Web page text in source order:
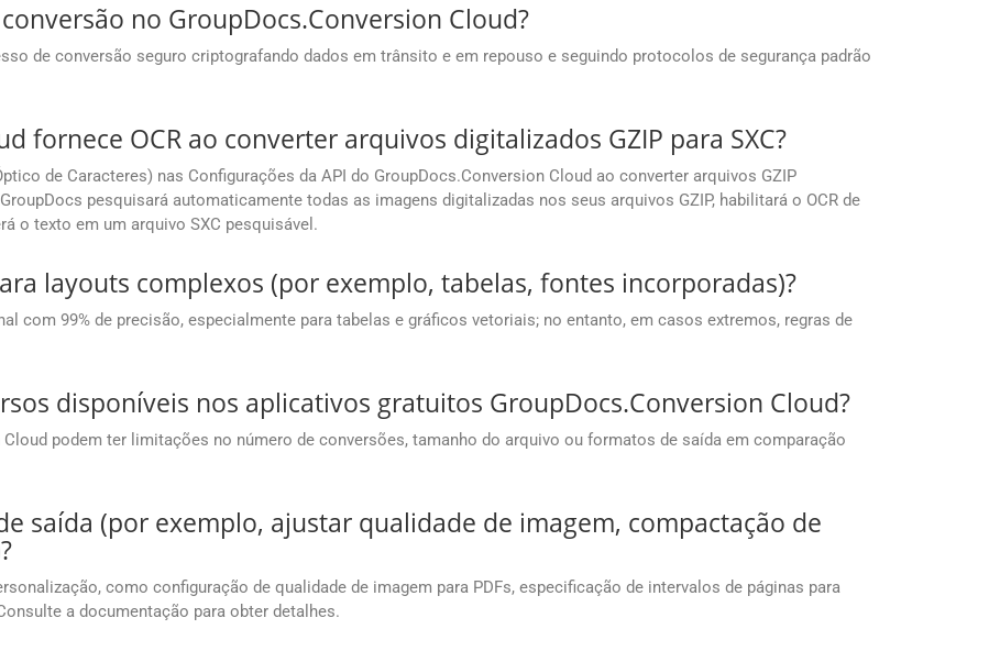
no GroupDocs.Conversion Cloud?
de conversão seguro criptografando dados em trânsito e em repouso e seguindo protocolos de segurança padrão
fornece OCR ao converter arquivos digitalizados GZIP para SXC?
de Caracteres) nas Configurações da API do GroupDocs.Conversion Cloud ao converter arquivos GZIP
pesquisará automaticamente todas as imagens digitalizadas nos seus arquivos GZIP, habilitará o OCR de
o texto em um arquivo SXC pesquisável.
layouts complexos (por exemplo, tabelas, fontes incorporadas)?
com 99% de precisão, especialmente para tabelas e gráficos vetoriais; no entanto, em casos extremos, regras de
disponíveis nos aplicativos gratuitos GroupDocs.Conversion Cloud?
podem ter limitações no número de conversões, tamanho do arquivo ou formatos de saída em comparação
saída (por exemplo, ajustar qualidade de imagem, compactação de
como configuração de qualidade de imagem para PDFs, especificação de intervalos de páginas para
a documentação para obter detalhes.